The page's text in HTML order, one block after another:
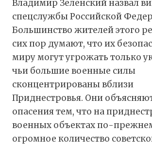
Владимир Зеленский назвал
спецслужбы Российской
Большинство жителей этого
сих пор думают, что их
миру могут угрожать только
чьи большие военные силы
сконцентрированы вблизи
Приднестровья. Они
опасения тем, что на
военных объектах по-
огромное количество